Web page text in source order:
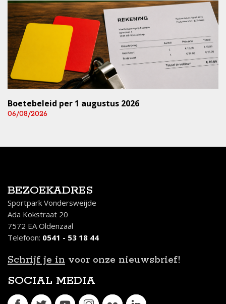
Boetebeleid per 1 augustus 2026
06/08/2026
BEZOEKADRES
Sportpark Vondersweijde
Ada Kokstraat 20
7572 EA Oldenzaal
Telefoon: 0541 - 53 18 44
Schrijf je in voor onze nieuwsbrief!
SOCIAL MEDIA